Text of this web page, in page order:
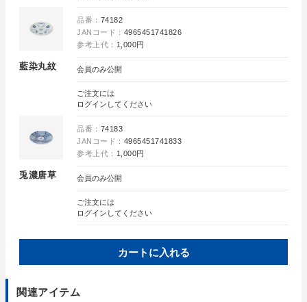
藍染丸紋
品番： 74182
JANコード： 4965451741826
参考上代： 1,000円
会員のみ公開
ご注文には
ログイン してください
兎濃唐草
品番： 74183
JANコード： 4965451741833
参考上代： 1,000円
会員のみ公開
ご注文には
ログイン してください
カートに入れる
関連アイテム